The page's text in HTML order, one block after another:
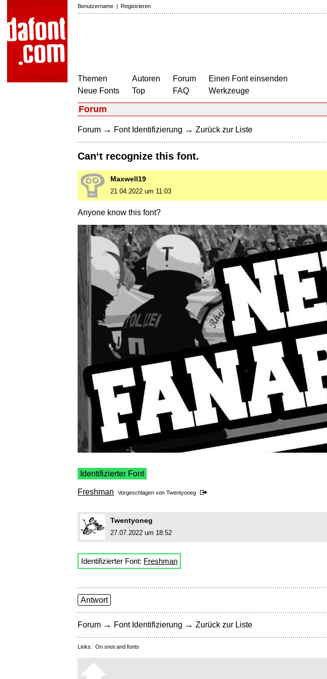
Benutzername | Registrieren
Themen
Neue Fonts
Autoren
Top
Forum
FAQ
Einen Font einsenden
Werkzeuge
Forum
Forum → Font Identifizierung → Zurück zur Liste
Can‘t recognize this font.
Maxwell19
21.04.2022 um 11:03
Anyone know this font?
Identifizierter Font
Freshman Vorgeschlagen von Twentyoneg
Twentyoneg
27.07.2022 um 18:52
Identifizierter Font: Freshman
Antwort
Forum → Font Identifizierung → Zurück zur Liste
Links: On snot and fonts